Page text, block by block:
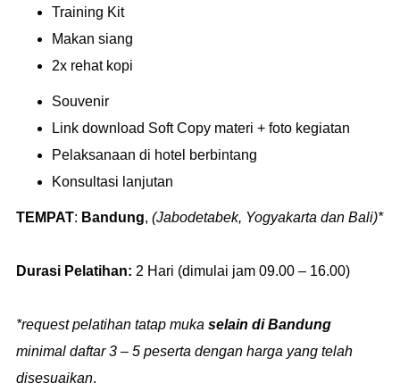
Training Kit
Makan siang
2x rehat kopi
Souvenir
Link download Soft Copy materi + foto kegiatan
Pelaksanaan di hotel berbintang
Konsultasi lanjutan
TEMPAT: Bandung, (Jabodetabek, Yogyakarta dan Bali)*
Durasi Pelatihan: 2 Hari (dimulai jam 09.00 – 16.00)
*request pelatihan tatap muka selain di Bandung
minimal daftar 3 – 5 peserta dengan harga yang telah
disesuaikan.